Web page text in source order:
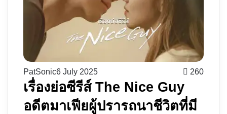
PatSonic6 July 2025 260
เรื่องย่อซีรีส์ The Nice Guy
อดีตมาเฟียผู้ปรารถนาชีวิตที่มี